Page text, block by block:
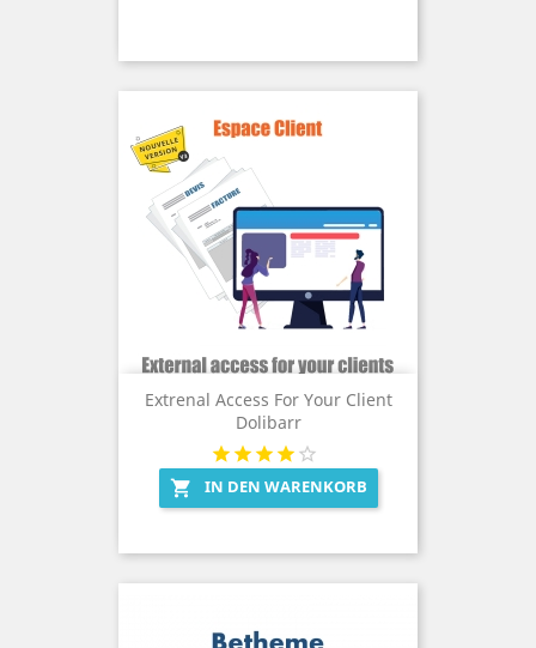
Extrenal Access For Your Client
Dolibarr
 IN DEN WARENKORB